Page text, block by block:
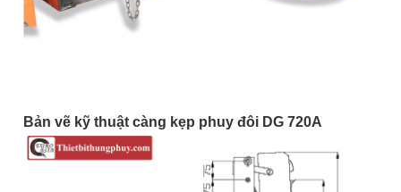
Bản vẽ kỹ thuật càng kẹp phuy đôi DG 720A